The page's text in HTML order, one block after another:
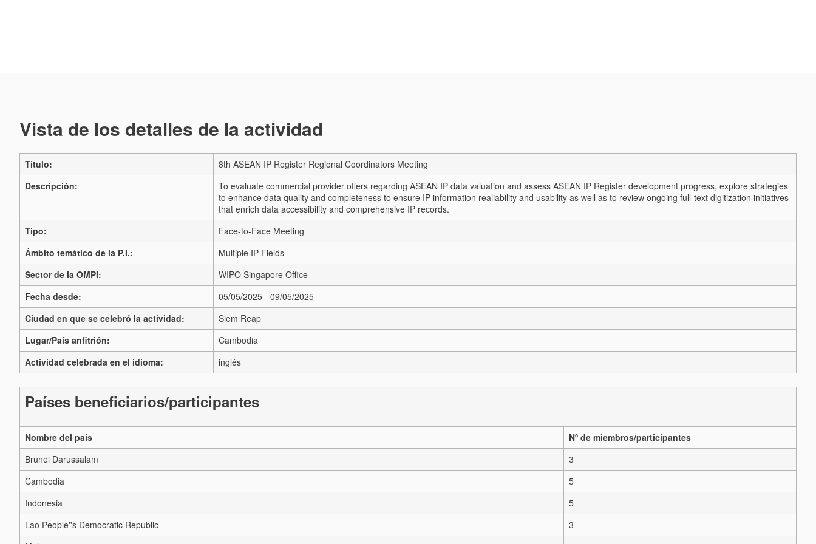
Vista de los detalles de la actividad
Título:
8th ASEAN IP Register Regional Coordinators Meeting
Descripción:
To evaluate commercial provider offers regarding ASEAN IP data valuation and assess ASEAN IP Register development progress, explore strategies
to enhance data quality and completeness to ensure IP information realiability and usability as well as to review ongoing full-text digitization initiatives
that enrich data accessibility and comprehensive IP records.
Tipo:
Face-to-Face Meeting
Ámbito temático de la P.I.:
Multiple IP Fields
Sector de la OMPI:
WIPO Singapore Office
Fecha desde:
05/05/2025 - 09/05/2025
Ciudad en que se celebró la actividad:
Siem Reap
Lugar/País anfitrión:
Cambodia
Actividad celebrada en el idioma:
inglés
Países beneficiarios/participantes
Nombre del país
Nº de miembros/participantes
Brunei Darussalam
3
Cambodia
5
Indonesia
5
Lao People''s Democratic Republic
3